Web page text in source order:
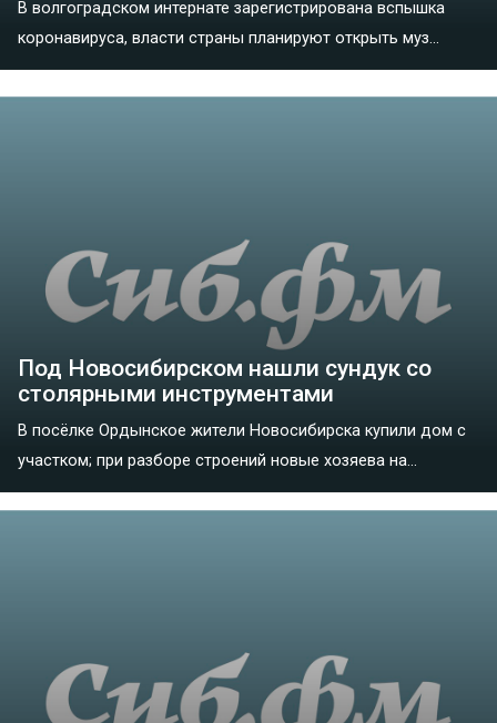
В волгоградском интернате зарегистрирована вспышка
коронавируса, власти страны планируют открыть муз...
Под Новосибирском нашли сундук со
столярными инструментами
В посёлке Ордынское жители Новосибирска купили дом с
участком; при разборе строений новые хозяева на...